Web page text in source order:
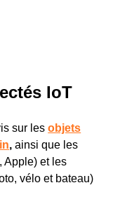
IoT
sur lesobjets
, ainsi que les
Apple) et les
vélo et bateau)